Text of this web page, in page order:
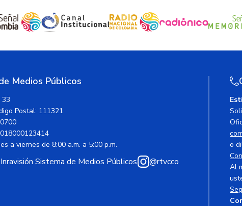
Medios Públicos
33
Postal: 111321
018000123414
a viernes de 8:00 a.m. a 5:00 p.m.
Inravisión Sistema de Medios Públicos @rtvcco
o
Al